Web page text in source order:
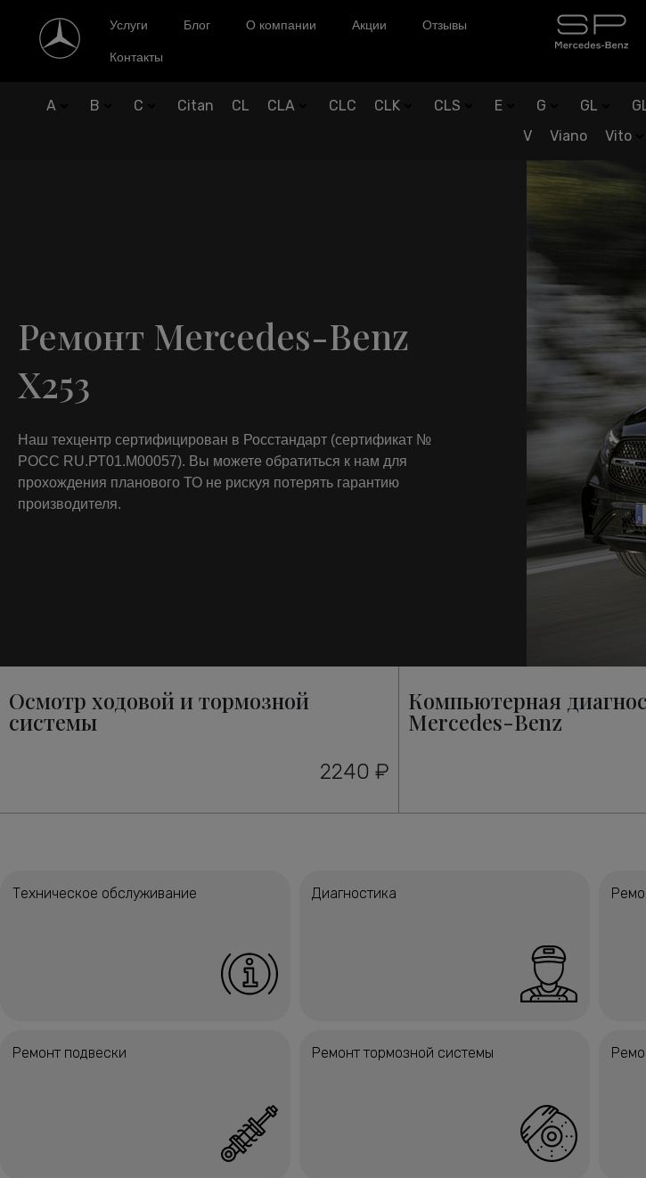
Услуги Блог О компании Акции Отзывы
Контакты
A B C Citan CL CLA CLC CLK CLS E G GL
V
Viano Vito
Ремонт Mercedes-Benz
X253
Наш техцентр сертифицирован в Росстандарт (сертификат №
РОСС RU.РТ01.М00057). Вы можете обратиться к нам для
прохождения планового ТО не рискуя потерять гарантию
производителя.
Осмотр ходовой и тормозной
системы
2240 ₽
Компьютерная
Mercedes-Benz
Техническое обслуживание Диагностика
Ремонт подвески Ремонт тормозной системы